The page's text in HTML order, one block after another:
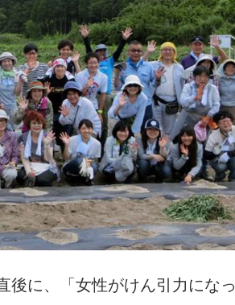
後に、「女性がけん引力になっ